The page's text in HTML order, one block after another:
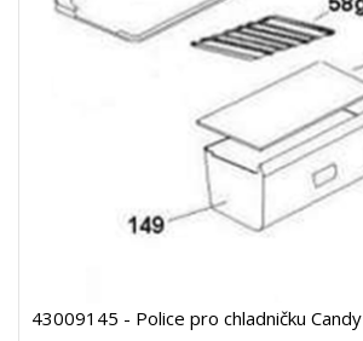
43009145 - Police pro chladničku Candy